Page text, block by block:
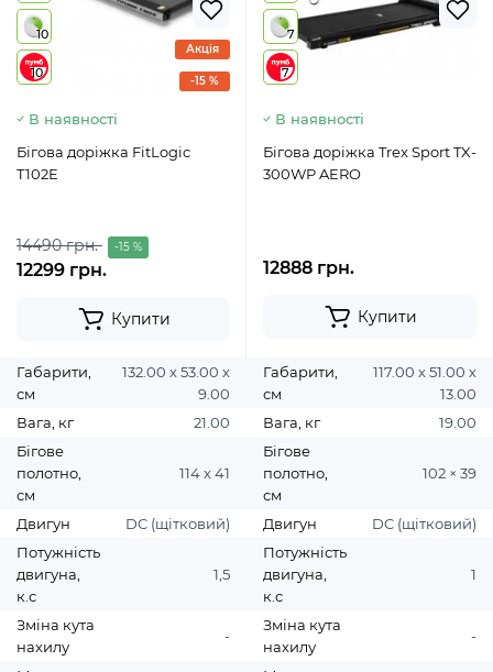
10
10
-15 %
Акція
В наявності
Бігова доріжка FitLogic
T102E
14490 грн. -15 %
12299 грн.
Купити
Габарити,
см
132.00 х 53.00 х
9.00
Вага, кг
21.00
Бігове
полотно,
см
114 х 41
Двигун
DC (щітковий)
Потужність
двигуна,
к.с
1,5
Зміна кута
нахилу
-
7
7
В наявності
Бігова доріжка Trex Sport TX-
300WP AERO
12888 грн.
Купити
Габарити,
см
117.00 х 51.00 х
13.00
Вага, кг
19.00
Бігове
полотно,
см
102 × 39
Двигун
DC (щітковий)
Потужність
двигуна,
к.с
1
Зміна кута
нахилу
-